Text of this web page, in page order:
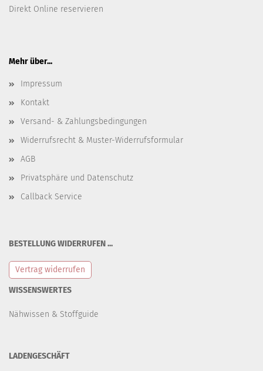
Direkt Online reservieren
Mehr über...
Impressum
Kontakt
Versand- & Zahlungsbedingungen
Widerrufsrecht & Muster-Widerrufsformular
AGB
Privatsphäre und Datenschutz
Callback Service
BESTELLUNG WIDERRUFEN ...
Vertrag widerrufen
WISSENSWERTES
Nähwissen & Stoffguide
LADENGESCHÄFT